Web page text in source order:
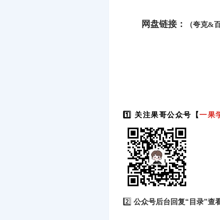
网盘链接： （夸克&
1️⃣ 关注果哥公众号【一果
2️⃣ 公众号后台回复“目录”查